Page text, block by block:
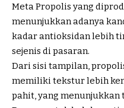
Meta Propolis yang
menunjukkan adanya
kadar antioksidan lebih
sejenis di pasaran.
Dari sisi tampilan,
memiliki tekstur lebih
pahit, yang